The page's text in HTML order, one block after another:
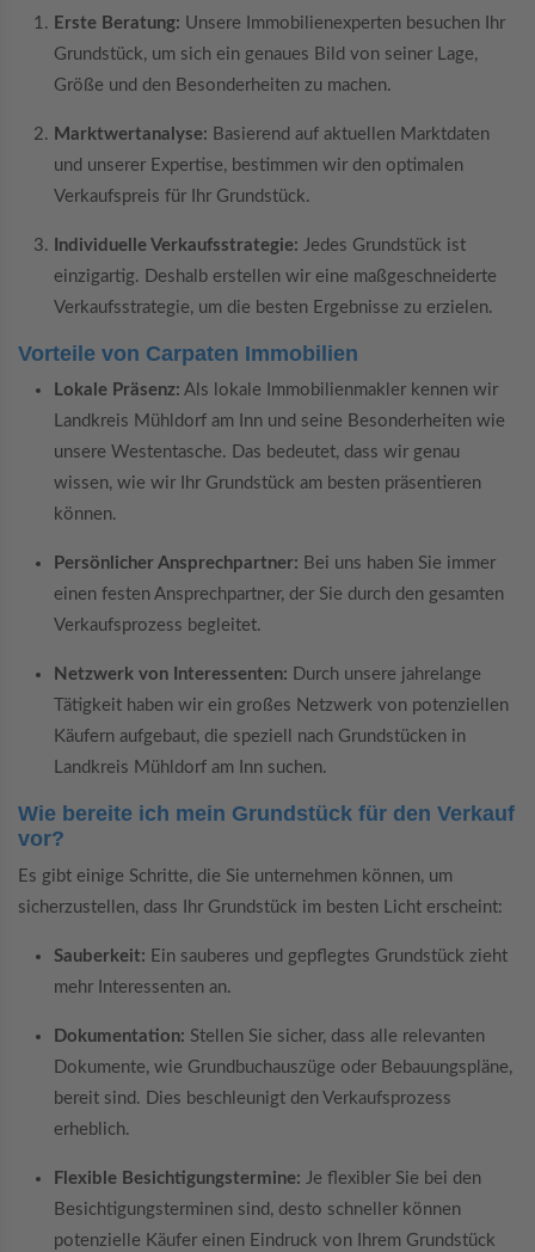
Erste Beratung: Unsere Immobilienexperten besuchen Ihr
Grundstück, um sich ein genaues Bild von seiner Lage,
Größe und den Besonderheiten zu machen.
Marktwertanalyse: Basierend auf aktuellen Marktdaten
und unserer Expertise, bestimmen wir den optimalen
Verkaufspreis für Ihr Grundstück.
Individuelle Verkaufsstrategie: Jedes Grundstück ist
einzigartig. Deshalb erstellen wir eine maßgeschneiderte
Verkaufsstrategie, um die besten Ergebnisse zu erzielen.
Vorteile von Carpaten Immobilien
Lokale Präsenz: Als lokale Immobilienmakler kennen wir
Landkreis Mühldorf am Inn und seine Besonderheiten wie
unsere Westentasche. Das bedeutet, dass wir genau
wissen, wie wir Ihr Grundstück am besten präsentieren
können.
Persönlicher Ansprechpartner: Bei uns haben Sie immer
einen festen Ansprechpartner, der Sie durch den gesamten
Verkaufsprozess begleitet.
Netzwerk von Interessenten: Durch unsere jahrelange
Tätigkeit haben wir ein großes Netzwerk von potenziellen
Käufern aufgebaut, die speziell nach Grundstücken in
Landkreis Mühldorf am Inn suchen.
Wie bereite ich mein Grundstück für den Verkauf
vor?
Es gibt einige Schritte, die Sie unternehmen können, um
sicherzustellen, dass Ihr Grundstück im besten Licht erscheint:
Sauberkeit: Ein sauberes und gepflegtes Grundstück zieht
mehr Interessenten an.
Dokumentation: Stellen Sie sicher, dass alle relevanten
Dokumente, wie Grundbuchauszüge oder Bebauungspläne,
bereit sind. Dies beschleunigt den Verkaufsprozess
erheblich.
Flexible Besichtigungstermine: Je flexibler Sie bei den
Besichtigungsterminen sind, desto schneller können
potenzielle Käufer einen Eindruck von Ihrem Grundstück